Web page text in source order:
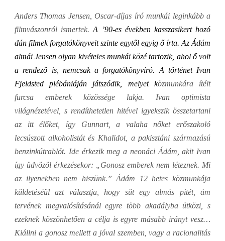
Anders Thomas Jensen, Oscar-díjas író munkái leginkább a
filmvászonról ismertek.A ’90-es években kasszasikert hozó
dán filmek forgatókönyveit szinte egytől egyig ő írta. Az Ádám
almái Jensen olyan kivételes munkái közé tartozik, ahol ő volt
a rendező is, nemcsak a forgató­könyvíró. A történet Ivan
Fjeldsted plébániáján játszódik, melyet közmunkára ítélt
furcsa emberek közössége lakja. Ivan optimista
világnézetével, s rendíthetetlen hitével igyekszik összetartani
az itt élőket, így Gunnart, a valaha nőket erőszakoló
lecsúszott alkoholistát és Khalidot, a pakisztáni származású
benzinkútrablót. Ide érkezik meg a neonáci Ádám, akit Ivan
így üdvözöl érkezésekor: „ Gonosz emberek nem léteznek. Mi
az ilyenekben nem hiszünk.” Ádám 12 hetes közmunkája
küldetéséül azt választja, hogy süt egy almás pitét, ám
tervének megvalósításánál egyre több akadályba ütközi, s
ezeknek köszönhetően a célja is egyre másabb irányt vesz…
Kiállni a gonosz mellett a jóval szemben, vagy a racionalitás